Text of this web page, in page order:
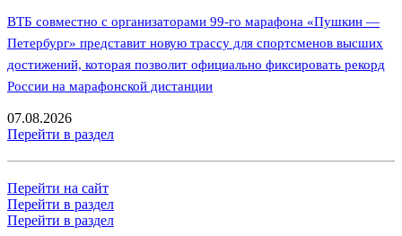
ВТБ совместно с организаторами 99-го марафона «Пушкин —
Петербург» представит новую трассу для спортсменов высших
достижений, которая позволит официально фиксировать рекорд
России на марафонской дистанции
07.08.2026
Перейти в раздел
Перейти на сайт
Перейти в раздел
Перейти в раздел